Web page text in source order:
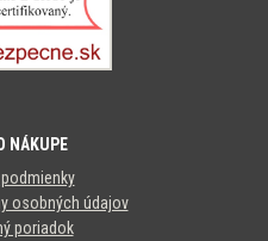
NÁKUPE
osobných údajov
poriadok